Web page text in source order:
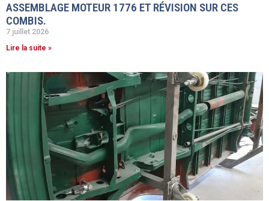
ASSEMBLAGE MOTEUR 1776 ET RÉVISION SUR CES
COMBIS.
7 juillet 2026
Lire la suite »